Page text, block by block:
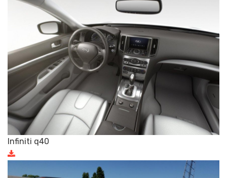
Infiniti q40